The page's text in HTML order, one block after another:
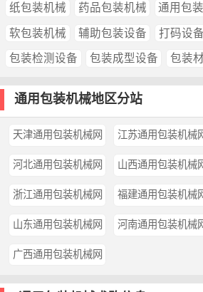
纸包装机械 药品包装机械 通用包
软包装机械 辅助包装设备 打码设备
包装检测设备 包装成型设备 包装
通用包装机械地区分站
天津通用包装机械网 江苏通用包装机械
河北通用包装机械网 山西通用包装机械
浙江通用包装机械网 福建通用包装机械
山东通用包装机械网 河南通用包装机械
广西通用包装机械网